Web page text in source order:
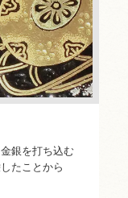
銀を打ち込む
たことから